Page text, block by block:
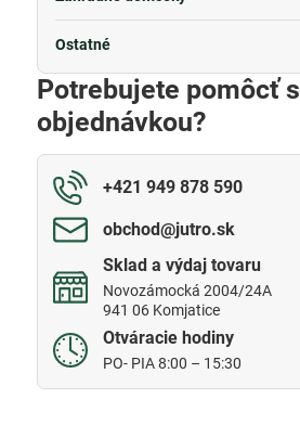
Ostatné
Potrebujete pomôcť s
objednávkou?
+421 949 878 590
obchod​@jutro​.sk
Sklad a výdaj tovaru
Novozámocká 2004/24A
941 06 Komjatice
Otváracie hodiny
PO- PIA 8:00 – 15:30